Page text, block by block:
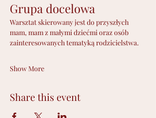
Grupa docelowa
Warsztat skierowany jest do przyszłych
mam, mam z małymi dziećmi oraz osób
zainteresowanych tematyką rodzicielstwa.
Show More
Share this event